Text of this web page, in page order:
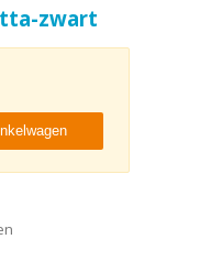
zwart